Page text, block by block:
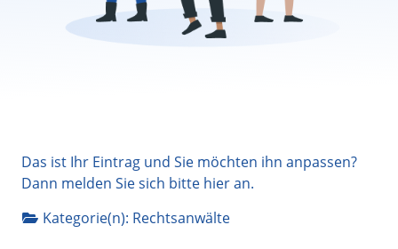
Das ist Ihr Eintrag und Sie möchten ihn anpassen?
Dann melden Sie sich bitte hieran.
Kategorie(n): Rechtsanwälte